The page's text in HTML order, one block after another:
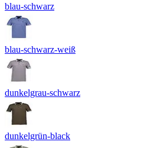
blau-schwarz
blau-schwarz-weiß
dunkelgrau-schwarz
dunkelgrün-black